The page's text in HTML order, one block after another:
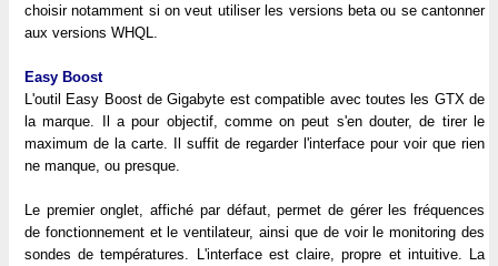
choisir notamment si on veut utiliser les versions beta ou se cantonner
aux versions WHQL.
Easy Boost
L'outil Easy Boost de Gigabyte est compatible avec toutes les GTX de
la marque. Il a pour objectif, comme on peut s'en douter, de tirer le
maximum de la carte. Il suffit de regarder l'interface pour voir que rien
ne manque, ou presque.
Le premier onglet, affiché par défaut, permet de gérer les fréquences
de fonctionnement et le ventilateur, ainsi que de voir le monitoring des
sondes de températures. L'interface est claire, propre et intuitive. La